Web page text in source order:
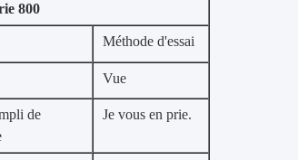
800
Méthode d'essai
Vue
de
Je vous en prie.